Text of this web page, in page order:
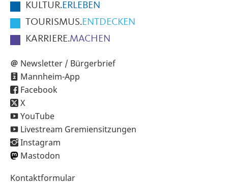
KULTUR.ERLEBEN
TOURISMUS.ENTDECKEN
KARRIERE.MACHEN
Newsletter / Bürgerbrief
Mannheim-App
Facebook
X
YouTube
Livestream Gremiensitzungen
Instagram
Mastodon
Sekundärnavigation
Kontaktformular